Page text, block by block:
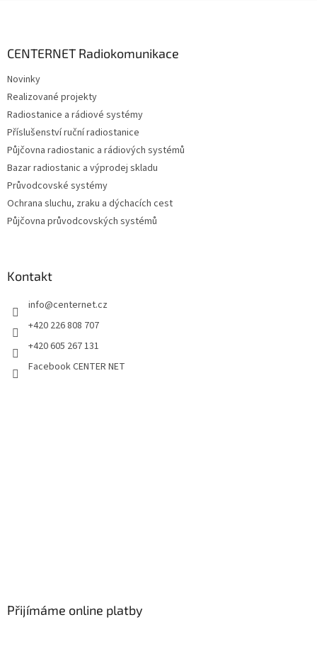
CENTERNET Radiokomunikace
Novinky
Realizované projekty
Radiostanice a rádiové systémy
Příslušenství ruční radiostanice
Půjčovna radiostanic a rádiových systémů
Bazar radiostanic a výprodej skladu
Průvodcovské systémy
Ochrana sluchu, zraku a dýchacích cest
Půjčovna průvodcovských systémů
Kontakt
info@centernet.cz
+420 226 808 707
+420 605 267 131
Facebook CENTER NET
Přijímáme online platby